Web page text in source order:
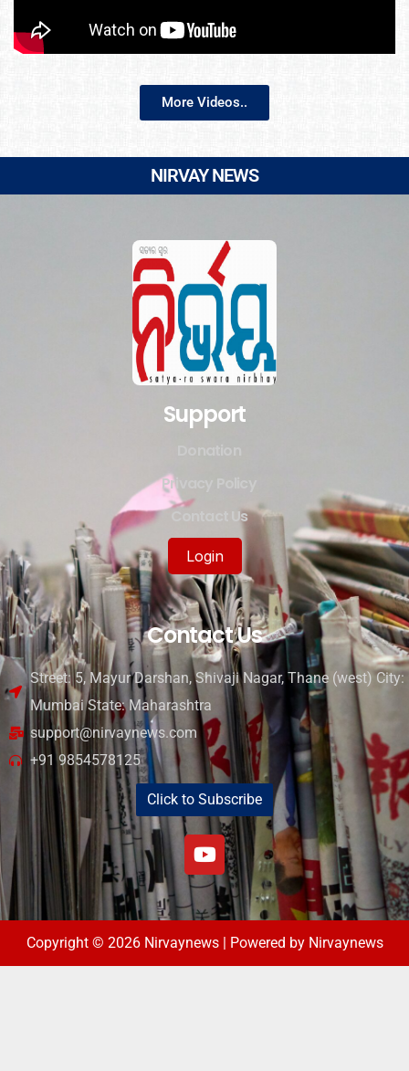
More Videos..
NIRVAY NEWS
Support
Privacy Policy
Contact Us
Login
Contact Us
Street: 5, Mayur Darshan, Shivaji Nagar, Thane (west) City:
Mumbai State: Maharashtra
support@nirvaynews.com
+91 9854578125
Click to Subscribe
Copyright © 2026 Nirvaynews | Powered by Nirvaynews